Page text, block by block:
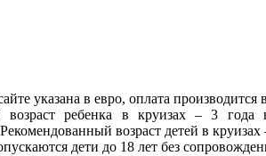
указана в евро, оплата
ребенка в круизах – 3
возраст детей в круизах
дети до 18 лет без